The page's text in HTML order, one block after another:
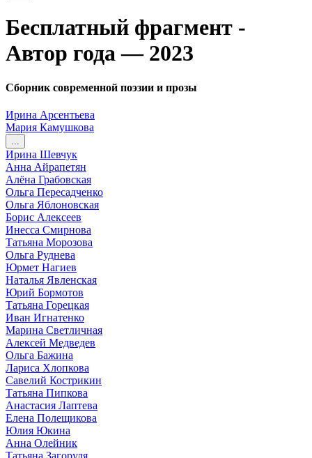
Бесплатный фрагмент -
Автор года — 2023
Сборник современной поэзии и прозы
Ирина Арсентьева
Мария Камушкова
...
Ирина Шевчук
Анна Айрапетян
Алёна Грабовская
Ольга Пересадченко
Ольга Яблоновская
Борис Алексеев
Инесса Смирнова
Татьяна Морозова
Ольга Руднева
Юрмет Нагиев
Наталья Явленская
Юрий Бормотов
Татьяна Горецкая
Иван Игнатенко
Марина Светличная
Алексей Медведев
Ольга Бажина
Лариса Хлопкова
Савелий Кострикин
Татьяна Пипкова
Анастасия Лаптева
Елена Полещикова
Юлия Юкина
Анна Олейник